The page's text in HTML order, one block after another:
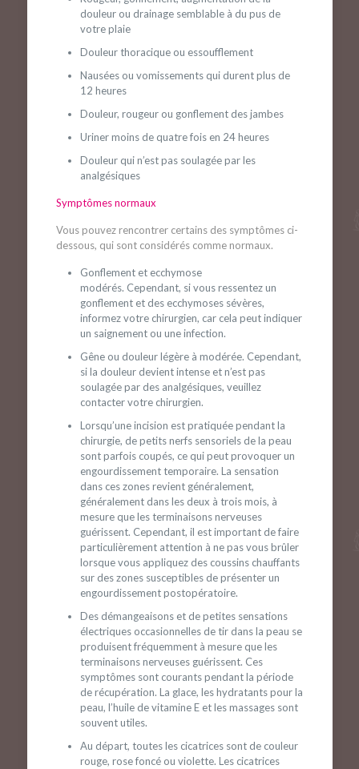
douleur ou drainage semblable à du pus de
votre plaie
Douleur thoracique ou essoufflement
Nausées ou vomissements qui durent plus de
12 heures
Douleur, rougeur ou gonflement des jambes
Uriner moins de quatre fois en 24 heures
Douleur qui n’est pas soulagée par les
analgésiques
Symptômes normaux
Vous pouvez rencontrer certains des symptômes ci-
dessous, qui sont considérés comme normaux.
Gonflement et ecchymose
modérés. Cependant, si vous ressentez un
gonflement et des ecchymoses sévères,
informez votre chirurgien, car cela peut indiquer
un saignement ou une infection.
Gêne ou douleur légère à modérée. Cependant,
si la douleur devient intense et n’est pas
soulagée par des analgésiques, veuillez
contacter votre chirurgien.
Lorsqu’une incision est pratiquée pendant la
chirurgie, de petits nerfs sensoriels de la peau
sont parfois coupés, ce qui peut provoquer un
engourdissement temporaire. La sensation
dans ces zones revient généralement,
généralement dans les deux à trois mois, à
mesure que les terminaisons nerveuses
guérissent. Cependant, il est important de faire
particulièrement attention à ne pas vous brûler
lorsque vous appliquez des coussins chauffants
sur des zones susceptibles de présenter un
engourdissement postopératoire.
Des démangeaisons et de petites sensations
électriques occasionnelles de tir dans la peau se
produisent fréquemment à mesure que les
terminaisons nerveuses guérissent. Ces
symptômes sont courants pendant la période
de récupération. La glace, les hydratants pour la
peau, l’huile de vitamine E et les massages sont
souvent utiles.
Au départ, toutes les cicatrices sont de couleur
rouge, rose foncé ou violette. Les cicatrices